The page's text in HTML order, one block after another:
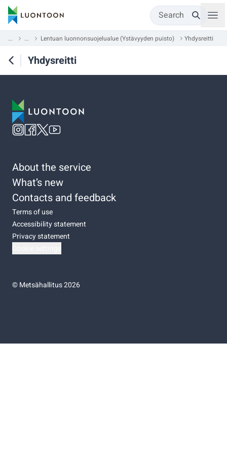
Search
... ... Lentuan luonnonsuojelualue (Ystävyyden puisto) Yhdysreitti
Yhdysreitti
About the service
What’s new
Contacts and feedback
Terms of use
Accessibility statement
Privacy statement
©Metsähallitus 2026